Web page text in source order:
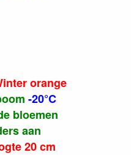
orange
-20°C
bloemen
aan
20 cm